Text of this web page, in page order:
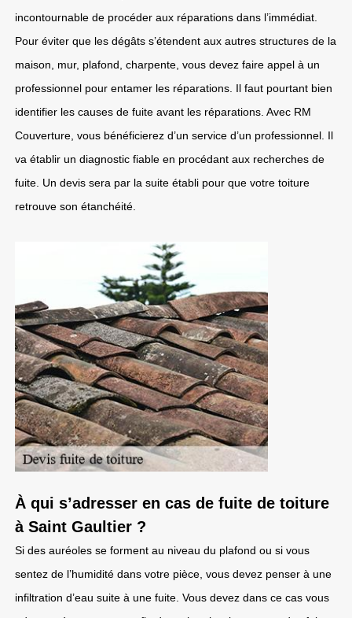
incontournable de procéder aux réparations dans l’immédiat.
Pour éviter que les dégâts s’étendent aux autres structures de la
maison, mur, plafond, charpente, vous devez faire appel à un
professionnel pour entamer les réparations. Il faut pourtant bien
identifier les causes de fuite avant les réparations. Avec RM
Couverture, vous bénéficierez d’un service d’un professionnel. Il
va établir un diagnostic fiable en procédant aux recherches de
fuite. Un devis sera par la suite établi pour que votre toiture
retrouve son étanchéité.
À qui s’adresser en cas de fuite de toiture
à Saint Gaultier ?
Si des auréoles se forment au niveau du plafond ou si vous
sentez de l’humidité dans votre pièce, vous devez penser à une
infiltration d’eau suite à une fuite. Vous devez dans ce cas vous